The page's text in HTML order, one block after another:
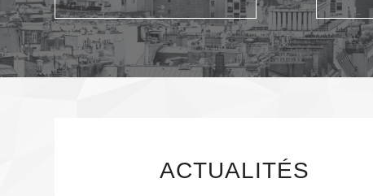
ACTUALITÉS